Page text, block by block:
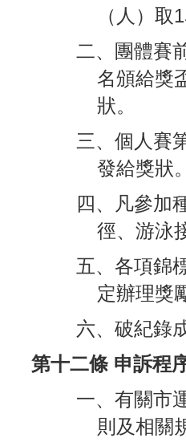
（人）取
二、團體賽
名頒給獎
狀。
三、個人賽
發給獎狀
四、凡參加
徑、游泳
五、各項錦
定辦理獎
六、破紀錄
第十二條 申訴程
一、有關市
則及相關